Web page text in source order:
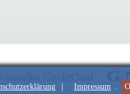
Impressum .